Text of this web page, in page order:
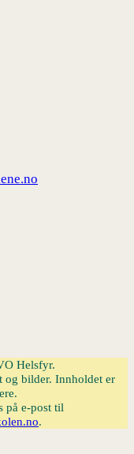
Helsfyr.
og bilder. Innholdet er
på e-post til
.